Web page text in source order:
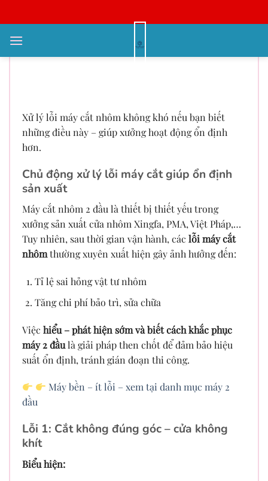
qua
nội
Lỗi máy cắt nhôm phổ biến – Làm
Xử lý lỗi máy cắt nhôm không khó nếu bạn biết
những điều này – giúp xưởng hoạt động ổn định
hơn.
Chủ động xử lý lỗi máy cắt giúp ổn định
sản xuất
Máy cắt nhôm 2 đầu là thiết bị thiết yếu trong
xưởng sản xuất cửa nhôm Xingfa, PMA, Việt Pháp,…
Tuy nhiên, sau thời gian vận hành, các lỗi máy cắt
nhômthường xuyên xuất hiện gây ảnh hưởng đến:
Tỉ lệ sai hỏng vật tư nhôm
Tăng chi phí bảo trì, sửa chữa
Việc hiểu – phát hiện sớm và biết cách khắc phục
máy 2 đầulà giải pháp then chốt để đảm bảo hiệu
suất ổn định, tránh gián đoạn thi công.
Máy bền – ít lỗi – xem tại danh mục máy 2
đầu
Lỗi 1: Cắt không đúng góc – cửa không
khít
Biểu hiện: